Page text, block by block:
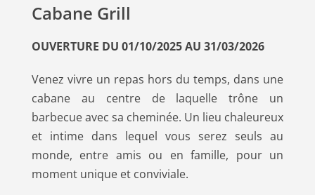
Cabane Grill
OUVERTURE DU 01/10/2025 AU 31/03/2026
Venez vivre un repas hors du temps, dans une
cabane au centre de laquelle trône un
barbecue avec sa cheminée. Un lieu chaleureux
et intime dans lequel vous serez seuls au
monde, entre amis ou en famille, pour un
moment unique et conviviale.